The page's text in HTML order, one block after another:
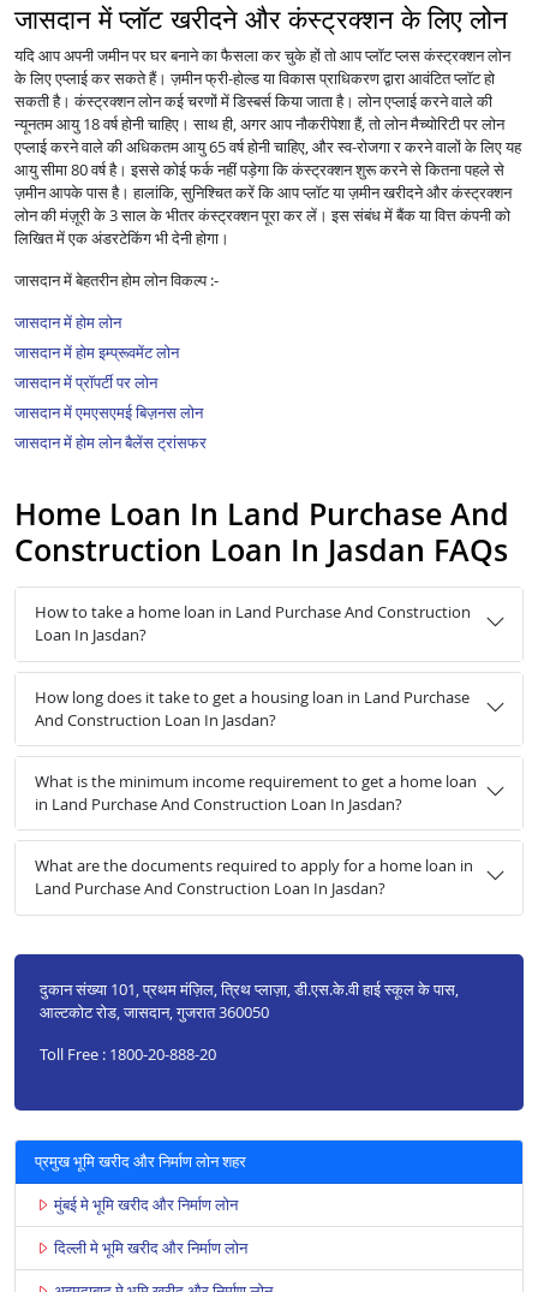
जासदान में प्लॉट खरीदने और कंस्ट्रक्शन के लिए लोन
यदि आप अपनी जमीन पर घर बनाने का फैसला कर चुके हों तो आप प्लॉट प्लस कंस्ट्रक्शन लोन
के लिए एप्लाई कर सकते हैं। ज़मीन फ्री-होल्ड या विकास प्राधिकरण द्वारा आवंटित प्लॉट हो
सकती है। कंस्ट्रक्शन लोन कई चरणों में डिस्बर्स किया जाता है। लोन एप्लाई करने वाले की
न्यूनतम आयु 18 वर्ष होनी चाहिए। साथ ही, अगर आप नौकरीपेशा हैं, तो लोन मैच्योरिटी पर लोन
एप्लाई करने वाले की अधिकतम आयु 65 वर्ष होनी चाहिए, और स्व-रोजगा र करने वालों के लिए यह
आयु सीमा 80 वर्ष है। इससे कोई फर्क नहीं पड़ेगा कि कंस्ट्रक्शन शुरू करने से कितना पहले से
ज़मीन आपके पास है। हालांकि, सुनिश्चित करें कि आप प्लॉट या ज़मीन खरीदने और कंस्ट्रक्शन
लोन की मंज़ूरी के 3 साल के भीतर कंस्ट्रक्शन पूरा कर लें। इस संबंध में बैंक या वित्त कंपनी को
लिखित में एक अंडरटेकिंग भी देनी होगा।
जासदान में बेहतरीन होम लोन विकल्प :-
जासदान में होम लोन
जासदान में होम इम्प्रूवमेंट लोन
जासदान में प्रॉपर्टी पर लोन
जासदान में एमएसएमई बिज़नस लोन
जासदान में होम लोन बैलेंस ट्रांसफर
Home Loan In Land Purchase And
Construction Loan In Jasdan FAQs
How to take a home loan in Land Purchase And Construction
Loan In Jasdan?
How long does it take to get a housing loan in Land Purchase
And Construction Loan In Jasdan?
What is the minimum income requirement to get a home loan
in Land Purchase And Construction Loan In Jasdan?
What are the documents required to apply for a home loan in
Land Purchase And Construction Loan In Jasdan?
दुकान संख्या 101, प्रथम मंज़िल, त्रिथ प्लाज़ा, डी.एस.के.वी हाई स्कूल के पास,
आल्टकोट रोड, जासदान, गुजरात 360050
Toll Free : 1800-20-888-20
प्रमुख भूमि खरीद और निर्माण लोन शहर
मुंबई मे भूमि खरीद और निर्माण लोन
दिल्ली मे भूमि खरीद और निर्माण लोन